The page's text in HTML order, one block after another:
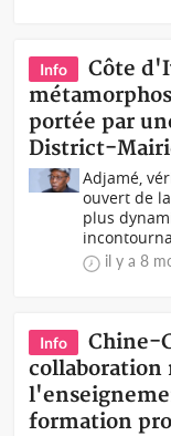
Info
Côte
portée par
District-
Adjamé,
ouvert de
plus
il y a 8
Info
Chine-
collaboration
formation